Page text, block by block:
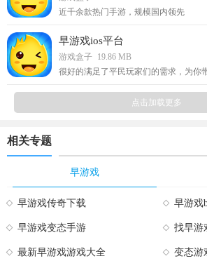
近千余款热门手游，规模国内领先
早游戏ios平台
游戏盒子 19.86 MB
很好的满足了平民玩家们的需求，为你
点击加载更多
相关专题
早游戏
早游戏传奇下载 早游戏
早游戏变态手游 找早游
最新早游戏游戏大全 变态游